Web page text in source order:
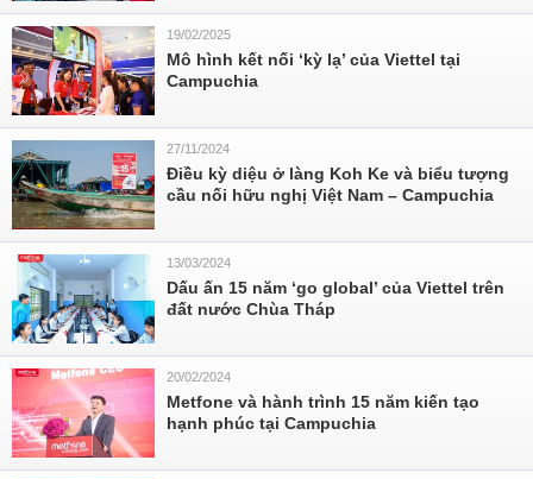
19/02/2025
Mô hình kết nối ‘kỳ lạ’ của Viettel tại
Campuchia
27/11/2024
Điều kỳ diệu ở làng Koh Ke và biểu tượng
cầu nối hữu nghị Việt Nam – Campuchia
13/03/2024
Dấu ấn 15 năm ‘go global’ của Viettel trên
đất nước Chùa Tháp
20/02/2024
Metfone và hành trình 15 năm kiến tạo
hạnh phúc tại Campuchia